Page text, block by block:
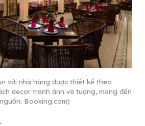
với nhà hàng được thiết kế theo
decor tranh ảnh và tượng, mang đến
Booking.com)